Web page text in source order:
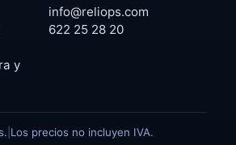
y
info@reliops.com
622 25 28 20
Los precios no incluyen IVA.